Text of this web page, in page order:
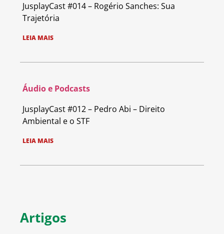
JusplayCast #014 – Rogério Sanches: Sua
Trajetória
LEIA MAIS
Áudio e Podcasts
JusplayCast #012 – Pedro Abi – Direito
Ambiental e o STF
LEIA MAIS
Artigos